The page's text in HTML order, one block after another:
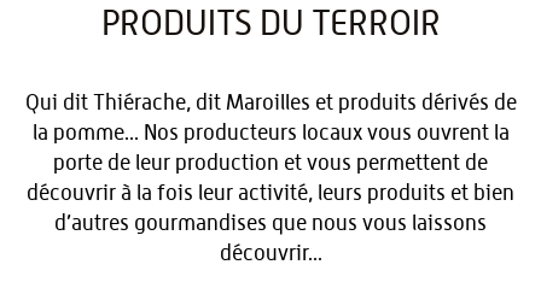
PRODUITS DU TERROIR
Qui dit Thiérache, dit Maroilles et produits dérivés de
la pomme... Nos producteurs locaux vous ouvrent la
porte de leur production et vous permettent de
découvrir à la fois leur activité, leurs produits et bien
d’autres gourmandises que nous vous laissons
découvrir...